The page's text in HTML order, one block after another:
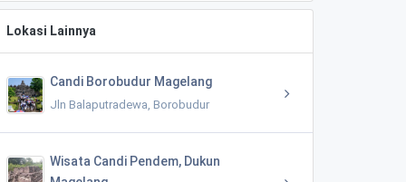
Lokasi Lainnya
Candi Borobudur Magelang
Jln Balaputradewa, Borobudur
Wisata Candi Pendem, Dukun